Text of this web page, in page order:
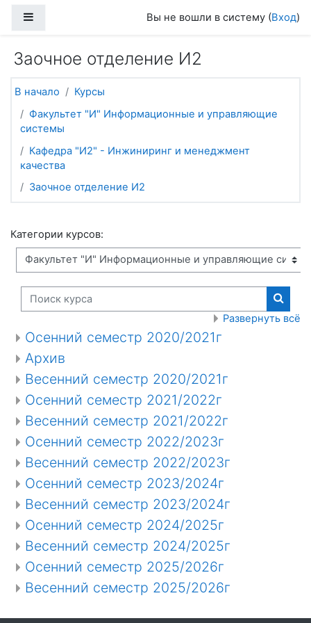
Вы не вошли в систему (Вход)
Заочное отделение И2
В начало
Курсы
Факультет "И" Информационные и управляющие
системы
Кафедра "И2" - Инжиниринг и менеджмент
качества
Заочное отделение И2
Категории курсов:
Поиск курса
Поиск
Развернуть всё
Осенний семестр 2020/2021г
Архив
Весенний семестр 2020/2021г
Осенний семестр 2021/2022г
Весенний семестр 2021/2022г
Осенний семестр 2022/2023г
Весенний семестр 2022/2023г
Осенний семестр 2023/2024г
Весенний семестр 2023/2024г
Осенний семестр 2024/2025г
Весенний семестр 2024/2025г
Осенний семестр 2025/2026г
Весенний семестр 2025/2026г